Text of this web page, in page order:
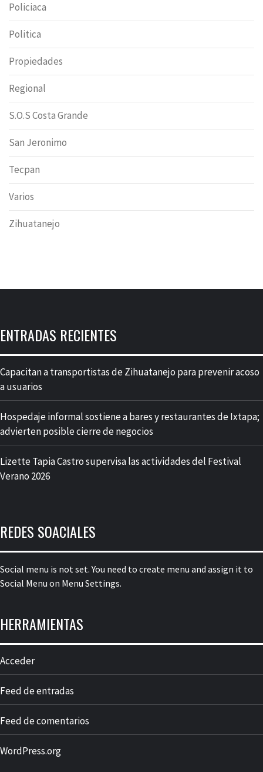
Policiaca
Politica
Propiedades
Regional
S.O.S Costa Grande
San Jeronimo
Tecpan
Varios
Zihuatanejo
ENTRADAS RECIENTES
Capacitan a transportistas de Zihuatanejo para prevenir acoso
a usuarios
Hospedaje informal sostiene a bares y restaurantes de Ixtapa;
advierten posible cierre de negocios
Lizette Tapia Castro supervisa las actividades del Festival
Verano 2026
REDES SOACIALES
Social menu is not set. You need to create menu and assign it to
Social Menu on Menu Settings.
HERRAMIENTAS
Acceder
Feed de entradas
Feed de comentarios
WordPress.org